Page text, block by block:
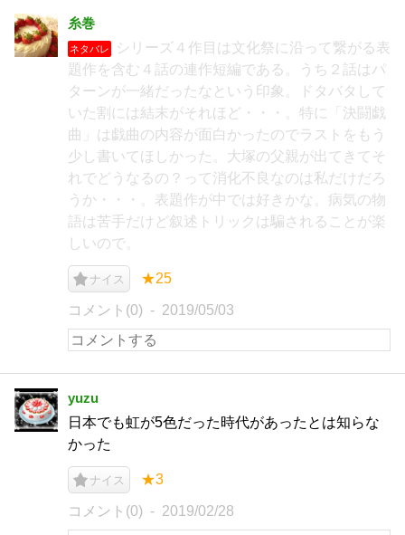
糸巻
ネタバレ
シリーズ４作目は文化祭に沿って繋がる表
題作を含む４話の連作短編である。うち２話はパ
ターンが一緒だったなという印象。ドタバタして
いた割には結末がそれほど・・・。特に「決闘戯
曲」は戯曲の内容が面白かったのでラストをもう
少し書いてほしかった。大塚の父親が出てきてそ
れでどうなるの？って消化不良なのは私だけだろ
うか・・・。表題作が中では好きかな。病気の物
語は苦手だけど叙述トリックは騙されることが楽
しいので。
ナイス ★25
コメント(0) 2019/05/03
yuzu
日本でも虹が5色だった時代があったとは知らな
かった
ナイス ★3
コメント(0) 2019/02/28